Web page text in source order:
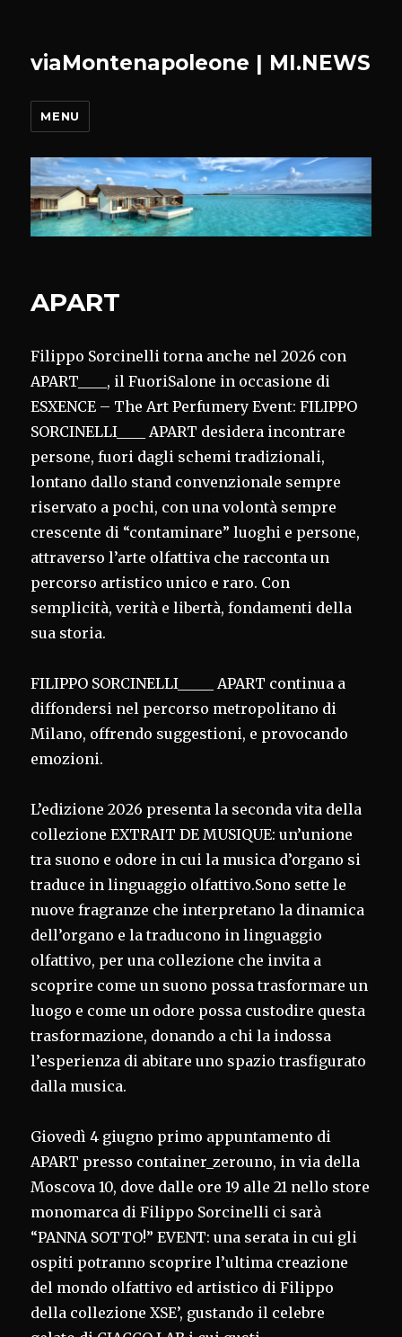
viaMontenapoleone | MI.NEWS
MENU
APART
Filippo Sorcinelli torna anche nel 2026 con
APART____, il FuoriSalone in occasione di
ESXENCE – The Art Perfumery Event: FILIPPO
SORCINELLI____ APART desidera incontrare
persone, fuori dagli schemi tradizionali,
lontano dallo stand convenzionale sempre
riservato a pochi, con una volontà sempre
crescente di “contaminare” luoghi e persone,
attraverso l’arte olfattiva che racconta un
percorso artistico unico e raro. Con
semplicità, verità e libertà, fondamenti della
sua storia.
FILIPPO SORCINELLI_____ APART continua a
diffondersi nel percorso metropolitano di
Milano, offrendo suggestioni, e provocando
emozioni.
L’edizione 2026 presenta la seconda vita della
collezione EXTRAIT DE MUSIQUE: un’unione
tra suono e odore in cui la musica d’organo si
traduce in linguaggio olfattivo.Sono sette le
nuove fragranze che interpretano la dinamica
dell’organo e la traducono in linguaggio
olfattivo, per una collezione che invita a
scoprire come un suono possa trasformare un
luogo e come un odore possa custodire questa
trasformazione, donando a chi la indossa
l’esperienza di abitare uno spazio trasfigurato
dalla musica.
Giovedì 4 giugno primo appuntamento di
APART presso container_zerouno, in via della
Moscova 10, dove dalle ore 19 alle 21 nello store
monomarca di Filippo Sorcinelli ci sarà
“PANNA SOTTO!” EVENT: una serata in cui gli
ospiti potranno scoprire l’ultima creazione
del mondo olfattivo ed artistico di Filippo
della collezione XSE’, gustando il celebre